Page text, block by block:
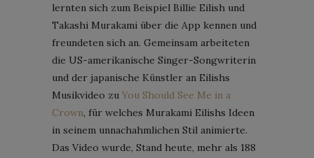
lernten sich zum Beispiel Billie Eilish und
Takashi Murakami über die App kennen und
freundeten sich an. Gemeinsam arbeiteten
die US-amerikanische Singer-Songwriterin
und der japanische Künstler an Eilishs
Musikvideo zu You Should See Me in a
Crown, für welches Murakami Eilishs Ideen
in seinem unnachahmlichen Stil animierte.
Das Video wurde, Stand heute, mehr als 188